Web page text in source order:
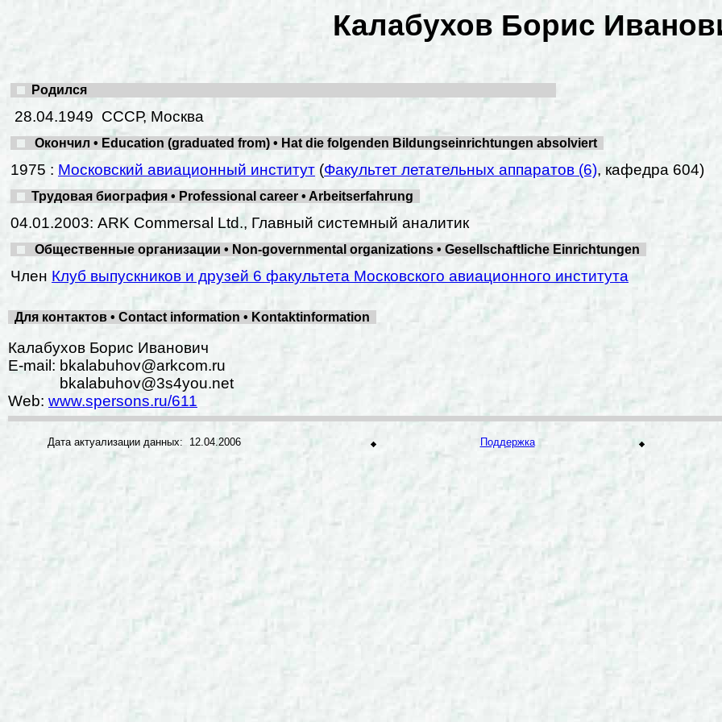
Калабухов Борис
Родился
28.04.1949 СССР, Москва
Окончил • Education (graduated from) • Hat die folgenden Bildungseinrichtungen absolviert
1975 : Московский авиационный институт (Факультет летательных аппаратов (6), кафедра 604)
Трудовая биография • Professional career • Arbeitserfahrung
04.01.2003: ARK Commersal Ltd., Главный системный аналитик
Общественные организации • Non-governmental organizations • Gesellschaftliche Einrichtungen
Член Клуб выпускников и друзей 6 факультета Московского авиационного института
Для контактов • Contact information • Kontaktinformation
Калабухов Борис Иванович
E-mail: bkalabuhov@arkcom.ru
bkalabuhov@3s4you.net
Web: www.spersons.ru/611
Дата актуализации данных: 12.04.2006 Поддержка